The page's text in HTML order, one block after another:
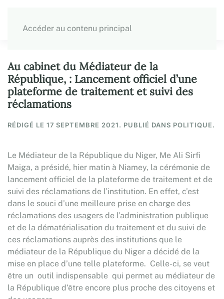
Accéder au contenu principal
Au cabinet du Médiateur de la
République, : Lancement officiel d’une
plateforme de traitement et suivi des
réclamations
RÉDIGÉ LE 17 SEPTEMBRE 2021. PUBLIÉ DANS POLITIQUE.
Le Médiateur de la République du Niger, Me Ali Sirfi
Maiga, a présidé, hier matin à Niamey, la cérémonie de
lancement officiel de la plateforme de traitement et de
suivi des réclamations de l’institution. En effet, c’est
dans le souci d’une meilleure prise en charge des
réclamations des usagers de l’administration publique
et de la dématérialisation du traitement et du suivi de
ces réclamations auprès des institutions que le
médiateur de la République du Niger a décidé de la
mise en place d’une telle plateforme. Celle-ci, se veut
être un outil indispensable qui permet au médiateur de
la République d’être encore plus proche des citoyens et